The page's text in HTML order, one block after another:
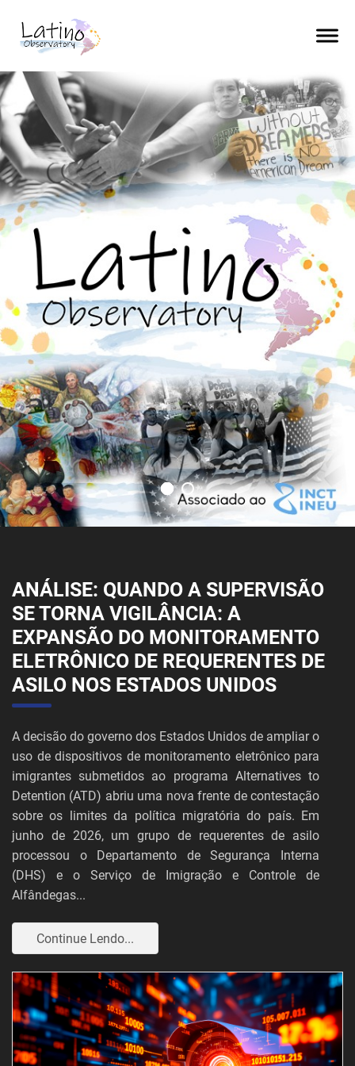
ANÁLISE: QUANDO A SUPERVISÃO
SE TORNA VIGILÂNCIA: A
EXPANSÃO DO MONITORAMENTO
ELETRÔNICO DE REQUERENTES DE
ASILO NOS ESTADOS UNIDOS
A decisão do governo dos Estados Unidos de ampliar o
uso de dispositivos de monitoramento eletrônico para
imigrantes submetidos ao programa Alternatives to
Detention (ATD) abriu uma nova frente de contestação
sobre os limites da política migratória do país. Em
junho de 2026, um grupo de requerentes de asilo
processou o Departamento de Segurança Interna
(DHS) e o Serviço de Imigração e Controle de
Alfândegas...
Continue Lendo...